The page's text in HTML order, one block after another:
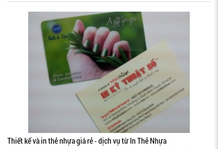
Thiết kế và in thẻ nhựa giá rẻ - dịch vụ từ In Thẻ Nhựa